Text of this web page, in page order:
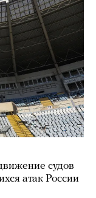
судов
атак России